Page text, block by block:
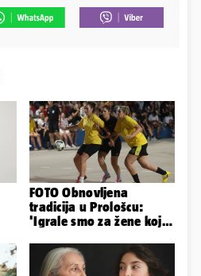
FOTO Obnovljena
tradicija u Prološcu:
'Igrale smo za žene koje